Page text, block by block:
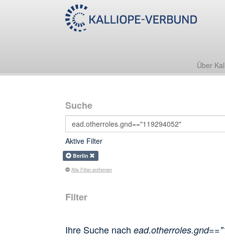
Über
Suche
Aktive Filter
Berlin
Alle Filter entfernen
Filter
Ihre Suche nach